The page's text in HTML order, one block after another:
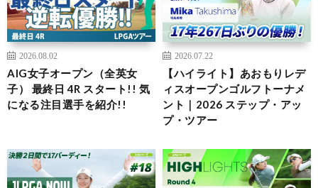
2026.08.02
AIG女子オープン（全英女
子） 最終日 4R スタート!! 気
になる注目選手を紹介!!
2026.07.22
【ハイライト】あおもりレデ
ィスオープンゴルフトーナメ
ント｜2026 ステップ・アッ
プ・ツアー